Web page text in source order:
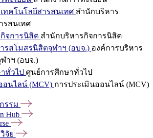
ทคโนโลยีสารสนเทศ สำนักบริหาร
รสนเทศ
จการนิสิต สำนักบริหารกิจการนิสิต
รสโมสรนิสิตจุฬาฯ (อบจ.) องค์การบริหาร
าฯ (อบจ.)
ทั่วไป ศูนย์การศึกษาทั่วไป
อนไลน์ (MCV) การประเมินออนไลน์ (MCV)
รรม
Hub
จัย